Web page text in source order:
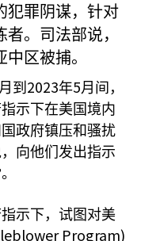
犯罪阴谋，针对
。司法部说，
区被捕。
月到 2023年5月间，
示下在美国境内
政府镇压和骚扰
向他们发出指示
示下，试图对美
Program)